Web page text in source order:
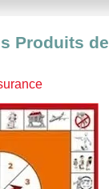
Produits de